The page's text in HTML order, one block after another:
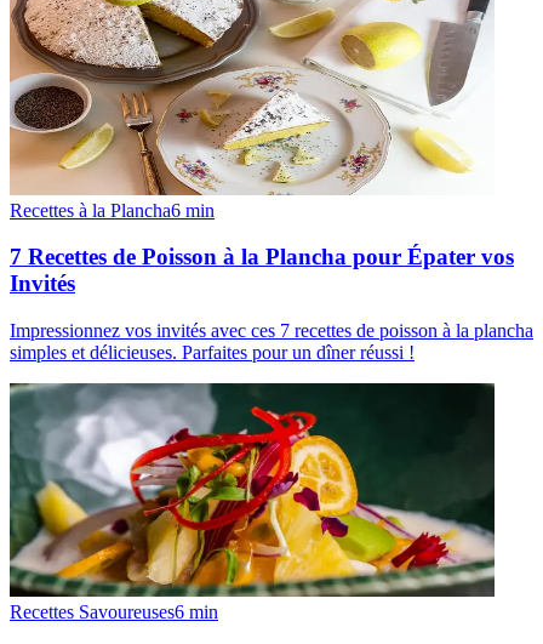
Recettes à la Plancha6 min
7 Recettes de Poisson à la Plancha pour Épater vos
Invités
Impressionnez vos invités avec ces 7 recettes de poisson à la plancha
simples et délicieuses. Parfaites pour un dîner réussi !
Recettes Savoureuses6 min